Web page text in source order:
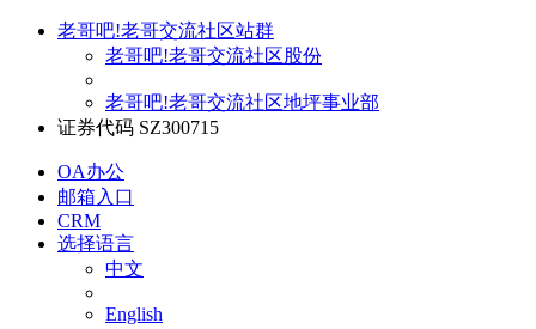
老哥吧!老哥交流社区站群
老哥吧!老哥交流社区股份
老哥吧!老哥交流社区地坪事业部
证券代码 SZ300715
OA办公
邮箱入口
CRM
选择语言
中文
English